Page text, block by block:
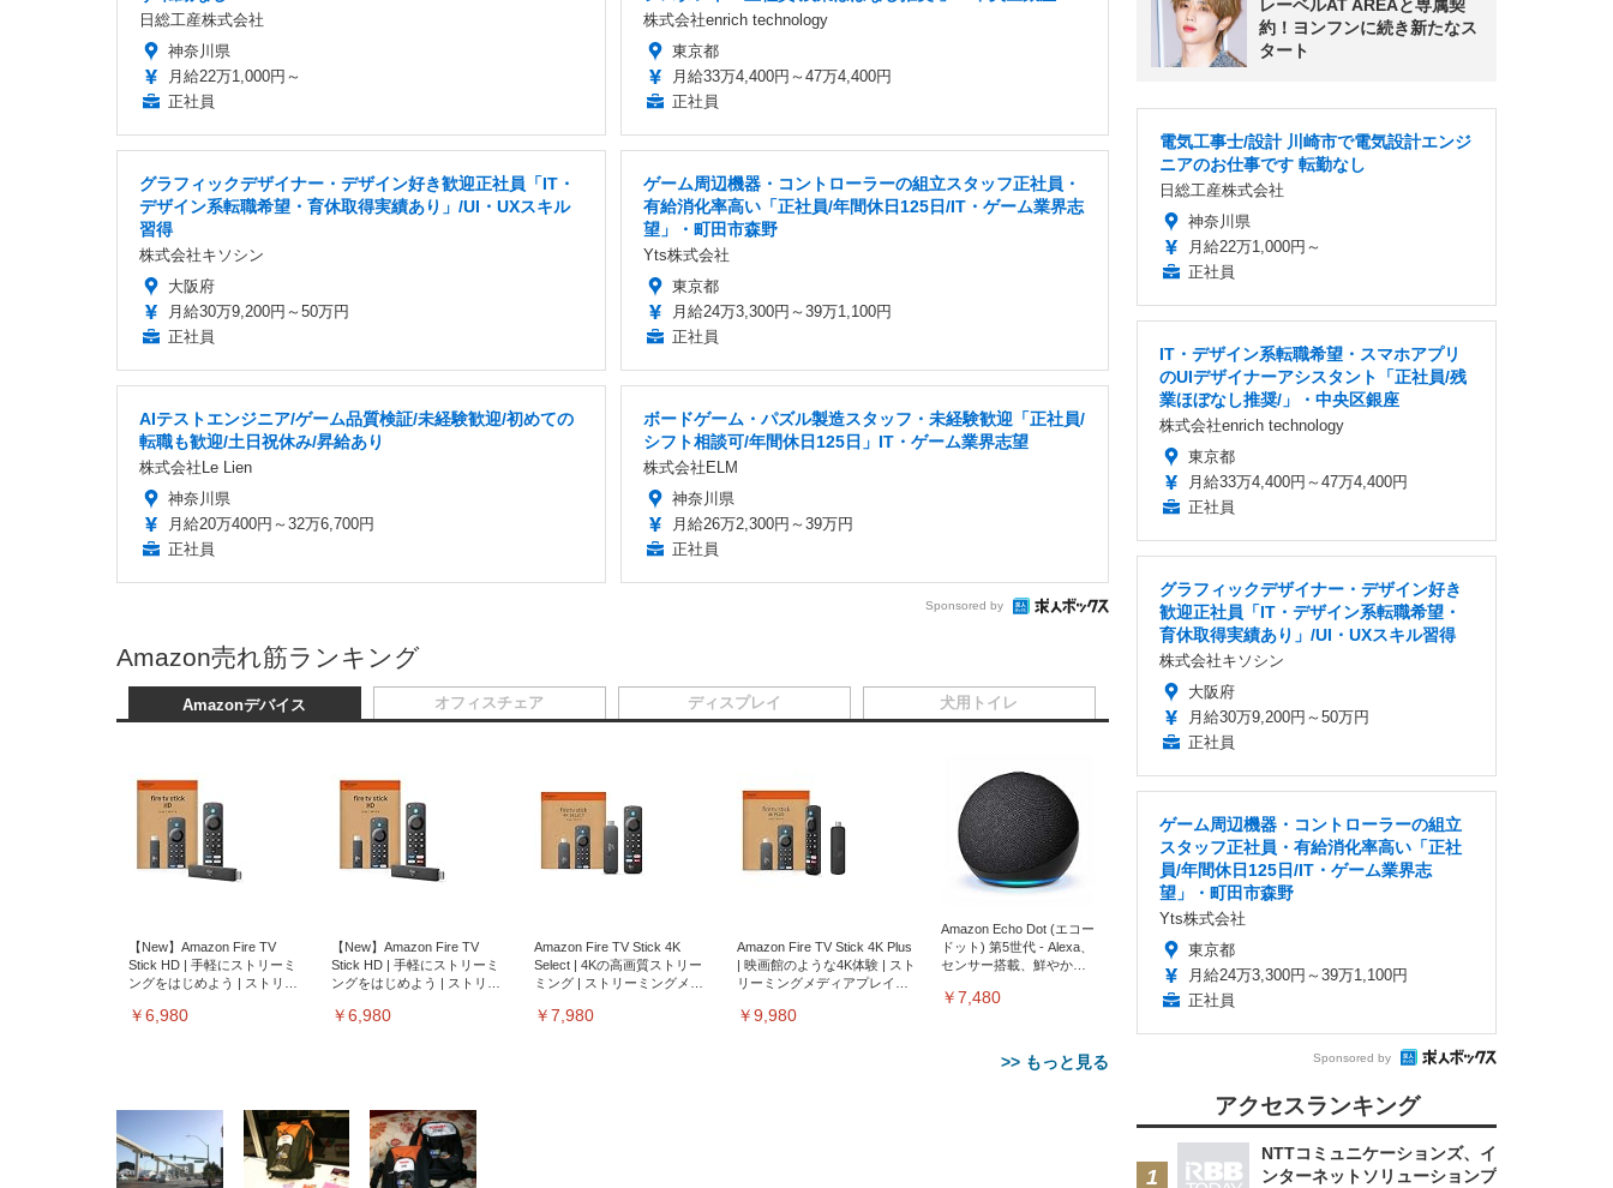
日総工産株式会社
神奈川県
月給22万1,000円～
正社員
株式会社enrich technology
東京都
月給33万4,400円～47万4,400円
正社員
グラフィックデザイナー・デザイン好き歓迎正社員「IT・
デザイン系転職希望・育休取得実績あり」/UI・UXスキル
習得
株式会社キソシン
大阪府
月給30万9,200円～50万円
正社員
ゲーム周辺機器・コントローラーの組立スタッフ正社員・
有給消化率高い「正社員/年間休日125日/IT・ゲーム業界志
望」・町田市森野
Yts株式会社
東京都
月給24万3,300円～39万1,100円
正社員
AIテストエンジニア/ゲーム品質検証/未経験歓迎/初めての
転職も歓迎/土日祝休み/昇給あり
株式会社Le Lien
神奈川県
月給20万400円～32万6,700円
正社員
ボードゲーム・パズル製造スタッフ・未経験歓迎「正社員/
シフト相談可/年間休日125日」IT・ゲーム業界志望
株式会社ELM
神奈川県
月給26万2,300円～39万円
正社員
Sponsored by
Amazon売れ筋ランキング
Amazonデバイス
【New】Amazon Fire TV
Stick HD | 手軽にストリーミ
ングをはじめよう | ストリー
￥6,980
【New】Amazon Fire TV
Stick HD | 手軽にストリーミ
ングをはじめよう | ストリー
￥6,980
Amazon Fire TV Stick 4K
Select | 4Kの高画質ストリー
ミング | ストリーミングメデ
￥7,980
Amazon Fire TV Stick 4K Plus
| 映画館のような4K体験 | スト
リーミングメディアプレイヤ
￥9,980
Amazon Echo Dot (エコー
ドット) 第5世代 - Alexa、
センサー搭載、鮮やかな
￥7,480
>> もっと見る
オフィスチェア ディスプレイ 犬用トイレ
レーベルAT AREAと専属契
約！ヨンフンに続き新たなス
タート
電気工事士/設計 川崎市で電気設計エンジ
ニアのお仕事です 転勤なし
日総工産株式会社
神奈川県
月給22万1,000円～
正社員
IT・デザイン系転職希望・スマホアプリ
のUIデザイナーアシスタント「正社員/残
業ほぼなし推奨/」・中央区銀座
株式会社enrich technology
東京都
月給33万4,400円～47万4,400円
正社員
グラフィックデザイナー・デザイン好き
歓迎正社員「IT・デザイン系転職希望・
育休取得実績あり」/UI・UXスキル習得
株式会社キソシン
大阪府
月給30万9,200円～50万円
正社員
ゲーム周辺機器・コントローラーの組立
スタッフ正社員・有給消化率高い「正社
員/年間休日125日/IT・ゲーム業界志
望」・町田市森野
Yts株式会社
東京都
月給24万3,300円～39万1,100円
正社員
Sponsored by
アクセスランキング
NTTコミュニケーションズ、イ
ンターネットソリューションプ